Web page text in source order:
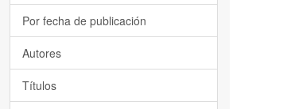
Por fecha de publicación
Autores
Títulos